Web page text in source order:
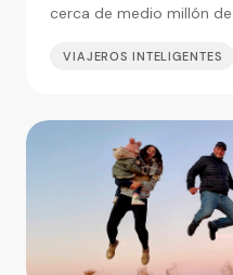
cerca de medio millón
VIAJEROS INTELIGENTES